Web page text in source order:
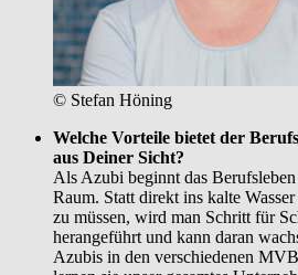
© Stefan Höning
Welche Vorteile bietet der
aus Deiner Sicht?
Als Azubi beginnt das
Raum. Statt direkt ins kalte
zu müssen, wird man Schritt für
herangeführt und kann daran
Azubis in den verschiedenen